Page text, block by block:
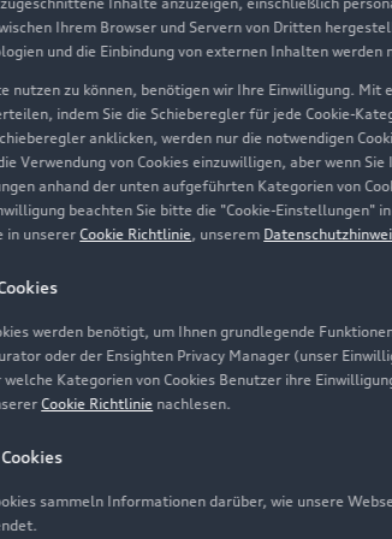
Ihrem Browser und Servern von Dritten
und die Einbindung von externen Inhalten werden
nutzen zu können, benötigen wir Ihre Einwilligung.
indem Sie die Schieberegler für jede Cookie-
anklicken, werden nur die notwendigen
Verwendung von Cookies einzuwilligen, aber wenn
anhand der unten aufgeführten Kategorien von
beachten Sie bitte die "Cookie-Einstellungen"
in unsererCookie Richtlinie, unserem
werden benötigt, um Ihnen grundlegende
oder der Ensighten Privacy Manager (unser
welche Kategorien von Cookies Benutzer ihre
Cookie Richtlinie nachlesen.
sammeln Informationen darüber, wie unsere
Über
Karriere
Investor
Presse
Audi